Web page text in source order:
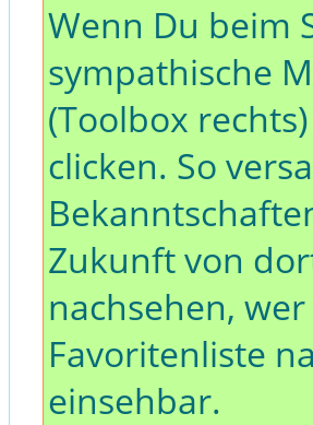
Wenn Du beim
sympathische
(Toolbox
clicken. So
Zukunft von
nachsehen,
Favoritenliste
einsehbar.